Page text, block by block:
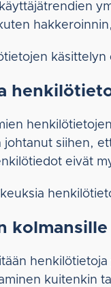
siihen,
eivät
kuitenkin